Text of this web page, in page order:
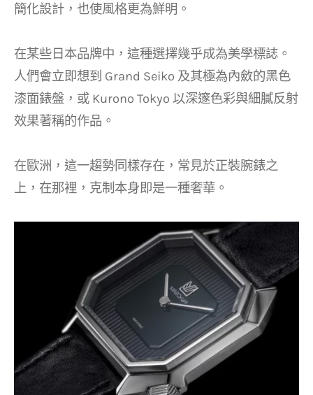
簡化設計，也使風格更為鮮明。
在某些日本品牌中，這種選擇幾乎成為美學標誌。
人們會立即想到 Grand Seiko 及其極為內斂的黑色
漆面錶盤，或 Kurono Tokyo 以深邃色彩與細膩反射
效果著稱的作品。
在歐洲，這一趨勢同樣存在，常見於正裝腕錶之
上，在那裡，克制本身即是一種奢華。